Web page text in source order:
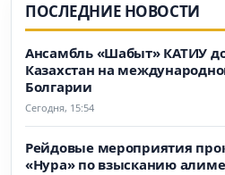
ПОСЛЕДНИЕ НОВОСТИ
Ансамбль «Шабыт» КАТИУ
Казахстан на
Болгарии
Сегодня, 15:54
Рейдовые мероприятия
«Нура» по взысканию